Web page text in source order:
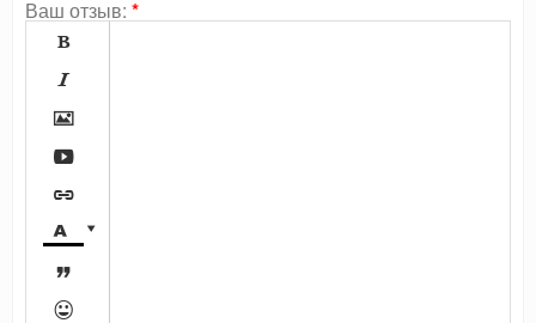
Ваш отзыв: *








